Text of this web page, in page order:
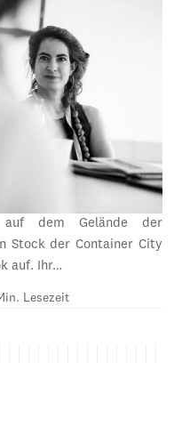
auf dem Gelände der
Stock der Container City
auf. Ihr…
Lesezeit